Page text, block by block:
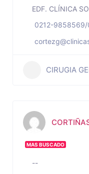
EDF. CLÍNICA
0212-
CIRUGIA
MAS BUSCADO
--